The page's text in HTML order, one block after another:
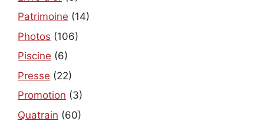
Patrimoine (14)
Photos (106)
Piscine (6)
Presse (22)
Promotion (3)
Quatrain (60)